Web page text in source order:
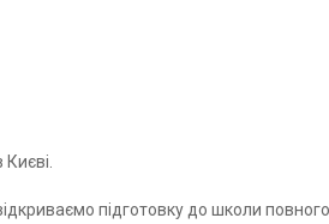
підготовку до школи